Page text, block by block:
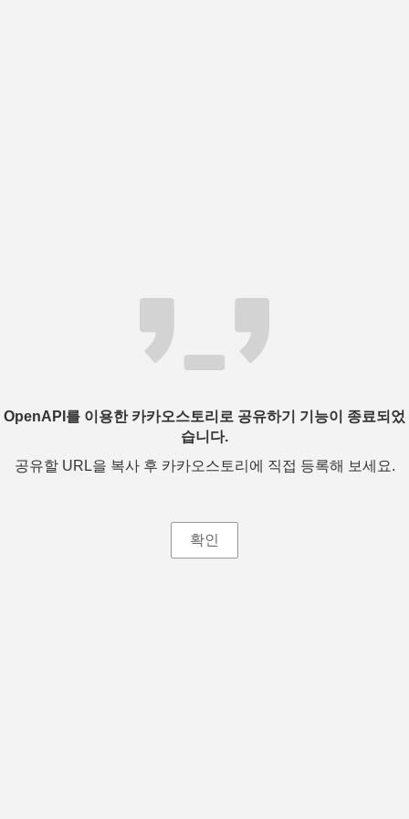
OpenAPI를 이용한 카카오스토리로 공유하기 기능이 종료되었
습니다.
공유할 URL을 복사 후 카카오스토리에 직접 등록해 보세요.
확인